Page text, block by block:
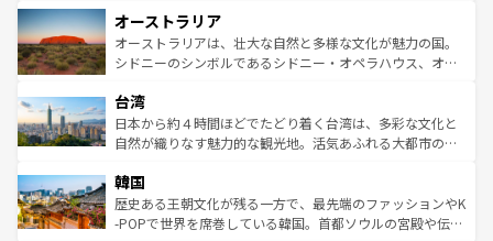
部のニューオーリンズでは、音楽と美食が融合した独特の
文化が魅力。旅行者はアメリカの各地域で異なる魅力を楽
しみながら、その多様性と豊かな歴史を感じることができ
ならではの贅沢な旅のスタイルだ。 なお、新着のアメリカ
情報はコンテンツ一覧を参照してほしい。
ワイ島は見逃せない。また、定番の観光地といえばオアフ
島だが、静かな自然を求めるならマウイ島やカウアイ島が
おすすめ。エメラルドグリーンに輝く海をはじめ、豊かな
れるおもてなしの心で訪れる人々を迎えてくれるハワイの
人々、おいしいローカルフードやハワイアンミュージッ
ク、伝統的なフラダンスなど、すべてがハワイの魅力を彩
ワイを、存分に味わってほしい。 なお、新着のハワイ情報
はコンテンツ一覧を参照してほしい。
オーストラリア
オーストラリアは、壮大な自然と多様な文化が魅力の国。
シドニーのシンボルであるシドニー・オペラハウス、オー
リアリーフや大陸中央部にそびえるウルル（エアーズロッ
ク）、タスマニアの美しい原生林やケアンズの熱帯雨林な
ど、見どころがたくさん。また、カフェやワイン、オージ
いる。アクティビティも充実しており、サーフィンやダイ
ビング、ハイキングなど、アウトドア好きにはたまらな
い。オーストラリアの多彩な魅力を存分に味わいつくそ
台湾
日本から約４時間ほどでたどり着く台湾は、多彩な文化と
自然が織りなす魅力的な観光地。活気あふれる大都市の台
ン）、静ひつな山岳地帯である台湾東部など、都市の喧騒
と山間の静けさが共存しており、訪れる人に新しい発見と
驚きをもたらしてくれる。また、奥深い台湾の食文化も魅
韓国
歴史ある王朝文化が残る一方で、最先端のファッションやK
-POPで世界を席巻している韓国。首都ソウルの宮殿や伝統